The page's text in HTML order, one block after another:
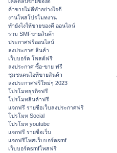
ค้าขายไม่ดีทำอย่างไรดี
งานโพสโปรโมทงาน
ทํายังไงให้ขายของดี ออนไลน์
รวม SMFขายสินค้า
ประกาศฟรีออนไลน์
ลงประกาศ สินค้า
เว็บบอร์ด โพสต์ฟรี
ลงประกาศ ซื้อ-ขาย ฟรี
ชุมชนคนไอทีขายสินค้า
ลงประกาศฟรีใหม่ๆ 2023
โปรโมทธุรกิจฟรี
โปรโมทสินค้าฟรี
แจกฟรี รายชื่อเว็บลงประกาศฟรี
โปรโมท Social
โปรโมท youtube
แจกฟรี รายชื่อเว็บ
แจกฟรีโพสเว็บบอร์ดsmf
เว็บบอร์ดsmfโพสฟรี